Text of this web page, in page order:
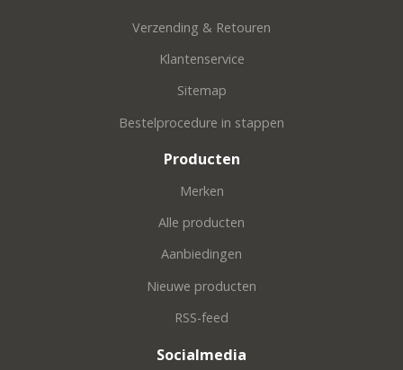
Verzending & Retouren
Klantenservice
Sitemap
Bestelprocedure in stappen
Producten
Merken
Alle producten
Aanbiedingen
Nieuwe producten
RSS-feed
Socialmedia